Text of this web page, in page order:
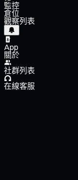
監控
倉位
觀察列表
App
關於
社群列表
在線客服